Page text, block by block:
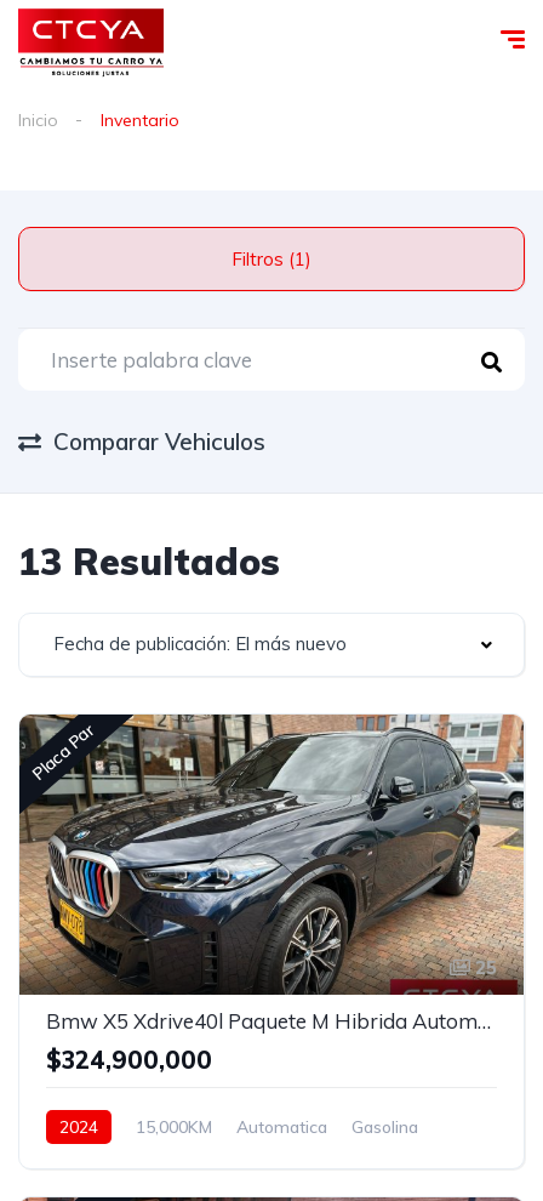
Inicio Inventario
Filtros (1)
Comparar Vehiculos
13 Resultados
Fecha de publicación: El más nuevo
Placa Par
25
Bmw X5 Xdrive40l Paquete M Hibrida Automatico
$324,900,000
2024 15,000KM Automatica
Gasolina